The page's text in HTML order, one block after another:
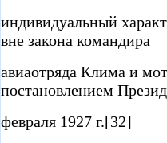
индивидуальный
вне закона командира
авиаотряда Клима и
постановлением
февраля 1927 г.[32]